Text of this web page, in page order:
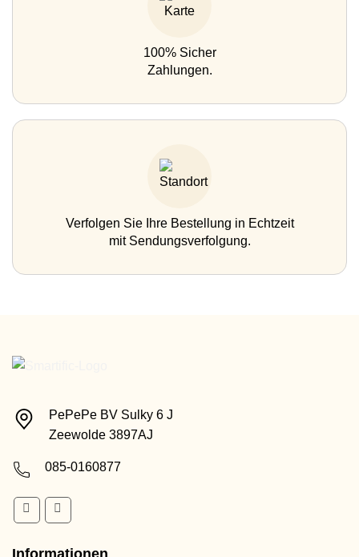
100% Sicher
Zahlungen.
Verfolgen Sie Ihre Bestellung in Echtzeit
mit Sendungsverfolgung.
PePePe BV Sulky 6 J
Zeewolde 3897AJ
085-0160877